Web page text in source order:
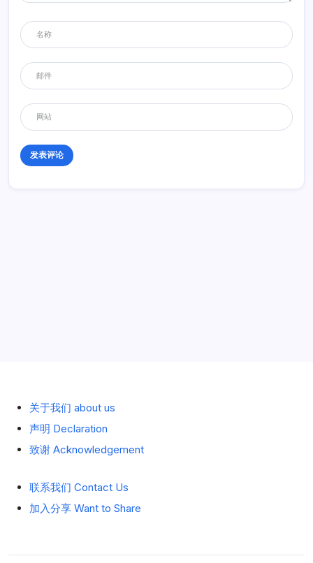
关于我们 about us
声明 Declaration
致谢 Acknowledgement
联系我们 Contact Us
加入分享 Want to Share